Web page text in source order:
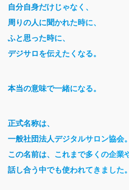
自分自身だけじゃなく、
周りの人に聞かれた時に、
ふと思った時に、
デジサロを伝えたくなる。
本当の意味で一緒になる。
正式名称は、
一般社団法人デジタルサロン協会。
この名前は、これまで多くの企業
話し合う中でも使われてきました。